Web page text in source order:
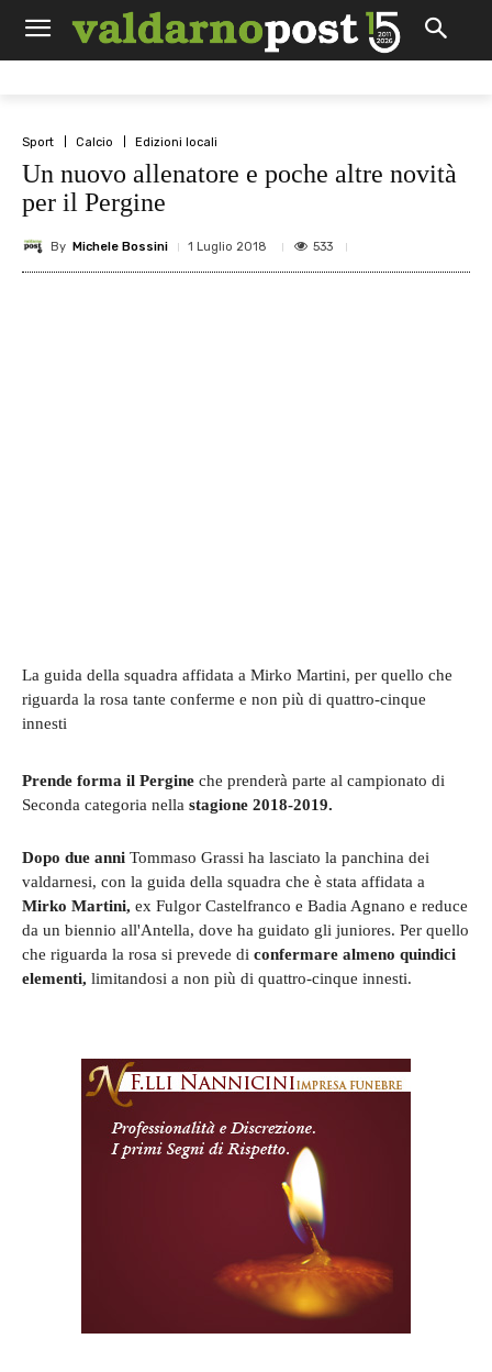
Sport Calcio Edizioni locali
Un nuovo allenatore e poche altre novità
per il Pergine
By Michele Bossini 1 Luglio 2018 533
La guida della squadra affidata a Mirko Martini, per quello che
riguarda la rosa tante conferme e non più di quattro-cinque
innesti
Prende forma il Pergine che prenderà parte al campionato di
Seconda categoria nella stagione 2018-2019.
Dopo due anni Tommaso Grassi ha lasciato la panchina dei
valdarnesi, con la guida della squadra che è stata affidata a
Mirko Martini, ex Fulgor Castelfranco e Badia Agnano e reduce
da un biennio all'Antella, dove ha guidato gli juniores. Per quello
che riguarda la rosa si prevede di confermare almeno quindici
elementi, limitandosi a non più di quattro-cinque innesti.